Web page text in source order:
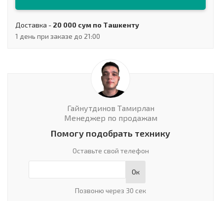
Доставка - 20 000 сум по Ташкенту
1 день при заказе до 21:00
Гайнутдинов Тамирлан
Менеджер по продажам
Помогу подобрать технику
Оставьте свой телефон
Ок
Позвоню через 30 сек